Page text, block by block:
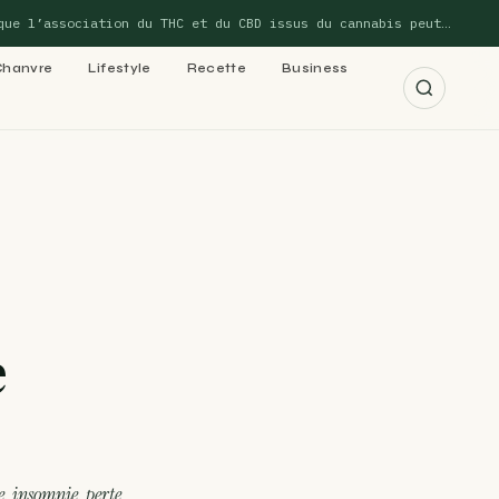
du THC et du CBD issus du cannabis peut…
Lifestyle Recette Business